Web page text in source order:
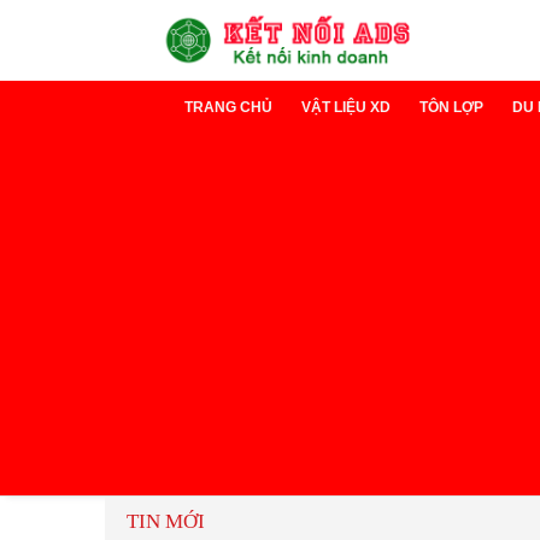
TRANG CHỦ VẬT LIỆU XD TÔN LỢP DU
TIN MỚI